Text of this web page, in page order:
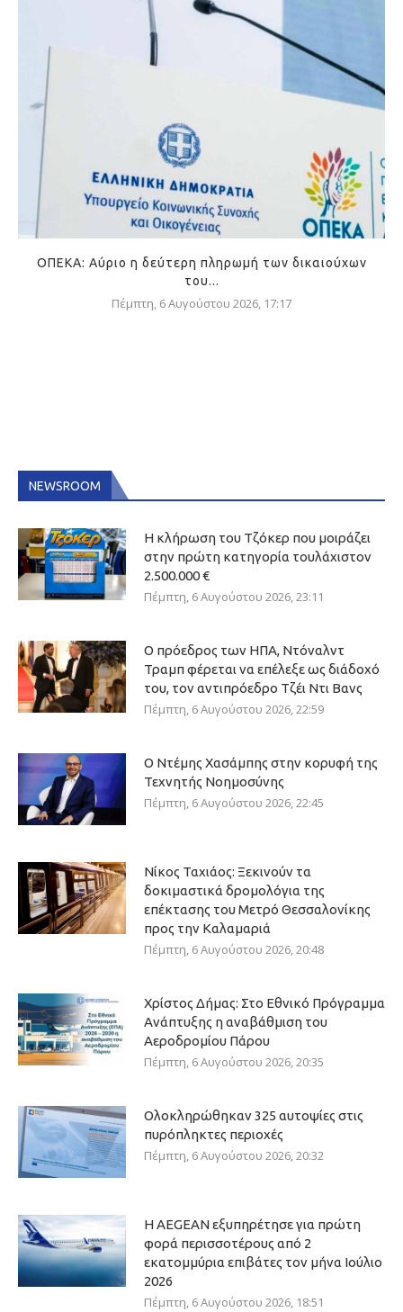
ΟΠΕΚΑ: Αύριο η δεύτερη πληρωμή των δικαιούχων
του...
Πέμπτη, 6 Αυγούστου 2026, 17:17
NEWSROOM
Η κλήρωση του Τζόκερ που μοιράζει
στην πρώτη κατηγορία τουλάχιστον
2.500.000 €
Πέμπτη, 6 Αυγούστου 2026, 23:11
Ο πρόεδρος των ΗΠΑ, Ντόναλντ
Τραμπ φέρεται να επέλεξε ως διάδοχό
του, τον αντιπρόεδρο Τζέι Ντι Βανς
Πέμπτη, 6 Αυγούστου 2026, 22:59
Ο Ντέμης Χασάμπης στην κορυφή της
Τεχνητής Νοημοσύνης
Πέμπτη, 6 Αυγούστου 2026, 22:45
Νίκος Ταχιάος: Ξεκινούν τα
δοκιμαστικά δρομολόγια της
επέκτασης του Μετρό Θεσσαλονίκης
προς την Καλαμαριά
Πέμπτη, 6 Αυγούστου 2026, 20:48
Χρίστος Δήμας: Στο Εθνικό Πρόγραμμα
Ανάπτυξης η αναβάθμιση του
Αεροδρομίου Πάρου
Πέμπτη, 6 Αυγούστου 2026, 20:35
Ολοκληρώθηκαν 325 αυτοψίες στις
πυρόπληκτες περιοχές
Πέμπτη, 6 Αυγούστου 2026, 20:32
Η AEGEAN εξυπηρέτησε για πρώτη
φορά περισσοτέρους από 2
εκατομμύρια επιβάτες τον μήνα Ιούλιο
2026
Πέμπτη, 6 Αυγούστου 2026, 18:51